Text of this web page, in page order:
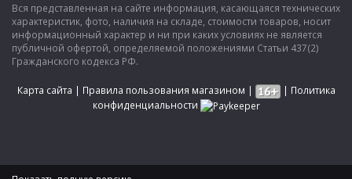
Вся представленная на сайте информация, касающаяся технических
характеристик, фото, наличия на складе, стоимости товаров, носит
информационный характер и ни при каких условиях не является
публичной офертой, определяемой положениями Статьи 437(2)
Гражданского кодекса РФ.
Карта сайта | Правила пользования магазином | | Политика
конфиденциальности